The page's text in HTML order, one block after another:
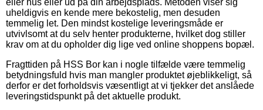
uheldigvis en kende mere bekostelig, men desuden
temmelig let. Den mindst kostelige leveringsmåde er
utvivlsomt at du selv henter produkterne, hvilket dog stiller
krav om at du opholder dig lige ved online shoppens bopæl.
Fragttiden på HSS Bor kan i nogle tilfælde være temmelig
betydningsfuld hvis man mangler produktet øjeblikkeligt, så
derfor er det forholdsvis væsentligt at vi tjekker det anslåede
leveringstidspunkt på det aktuelle produkt.